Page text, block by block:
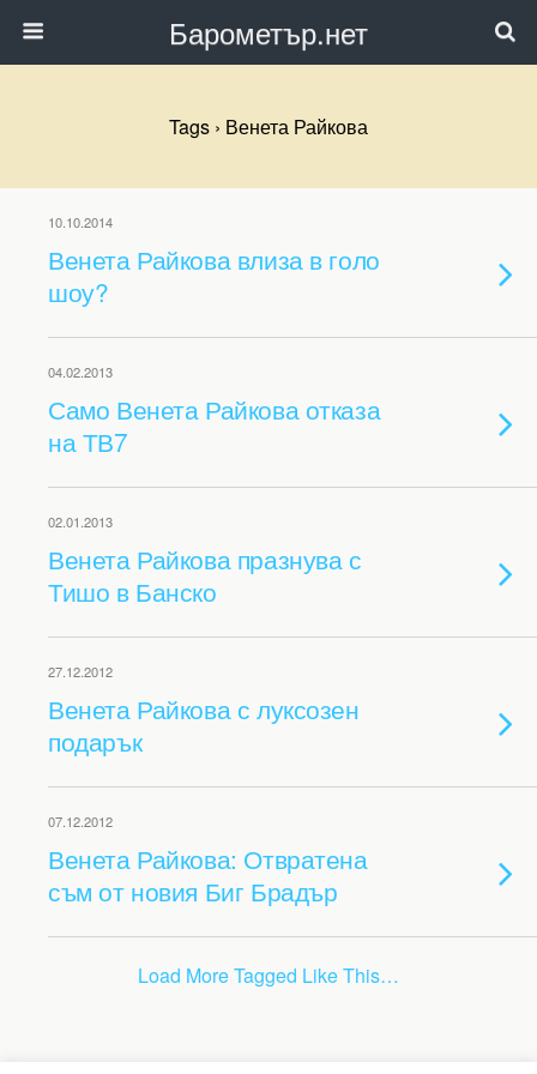
Барометър.нет
Tags › Венета Райкова
10.10.2014
Венета Райкова влиза в голо
шоу?
04.02.2013
Само Венета Райкова отказа
на ТВ7
02.01.2013
Венета Райкова празнува с
Тишо в Банско
27.12.2012
Венета Райкова с луксозен
подарък
07.12.2012
Венета Райкова: Отвратена
съм от новия Биг Брадър
Load More Tagged Like This…